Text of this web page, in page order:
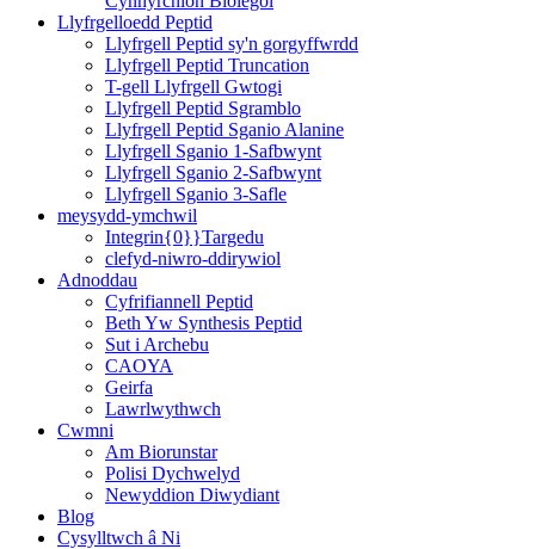
Llyfrgelloedd Peptid
Llyfrgell Peptid sy'n gorgyffwrdd
Llyfrgell Peptid Truncation
T-gell Llyfrgell Gwtogi
Llyfrgell Peptid Sgramblo
Llyfrgell Peptid Sganio Alanine
Llyfrgell Sganio 1-Safbwynt
Llyfrgell Sganio 2-Safbwynt
Llyfrgell Sganio 3-Safle
meysydd-ymchwil
Integrin{0}}Targedu
clefyd-niwro-ddirywiol
Adnoddau
Cyfrifiannell Peptid
Beth Yw Synthesis Peptid
Sut i Archebu
CAOYA
Geirfa
Lawrlwythwch
Cwmni
Am Biorunstar
Polisi Dychwelyd
Newyddion Diwydiant
Blog
Cysylltwch â Ni